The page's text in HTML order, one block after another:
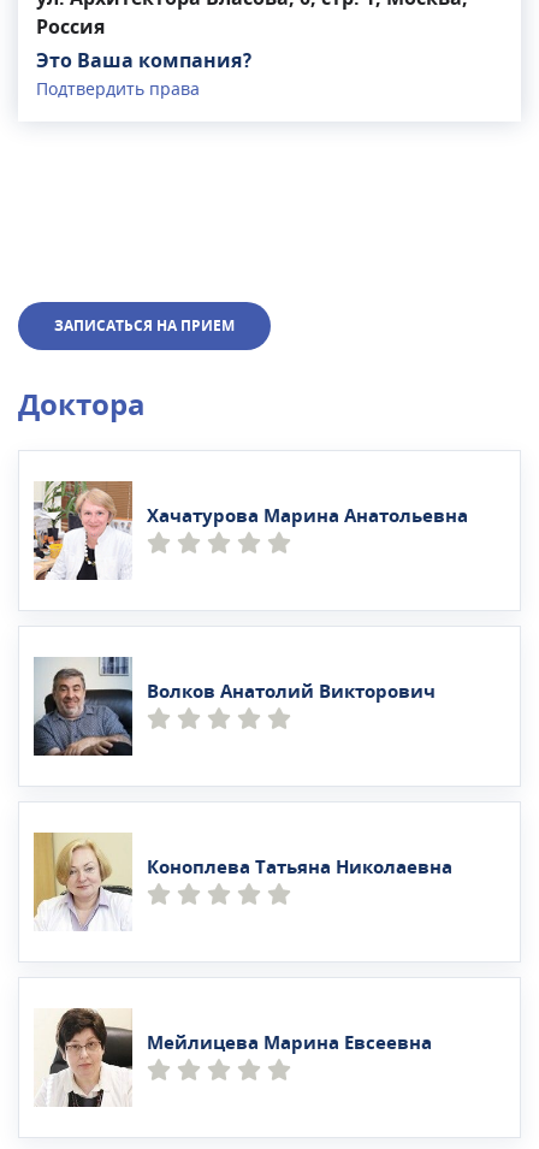
Россия
Это Ваша компания?
Подтвердить права
ЗАПИСАТЬСЯ НА ПРИЕМ
Доктора
Хачатурова Марина Анатольевна
Волков Анатолий Викторович
Коноплева Татьяна Николаевна
Мейлицева Марина Евсеевна